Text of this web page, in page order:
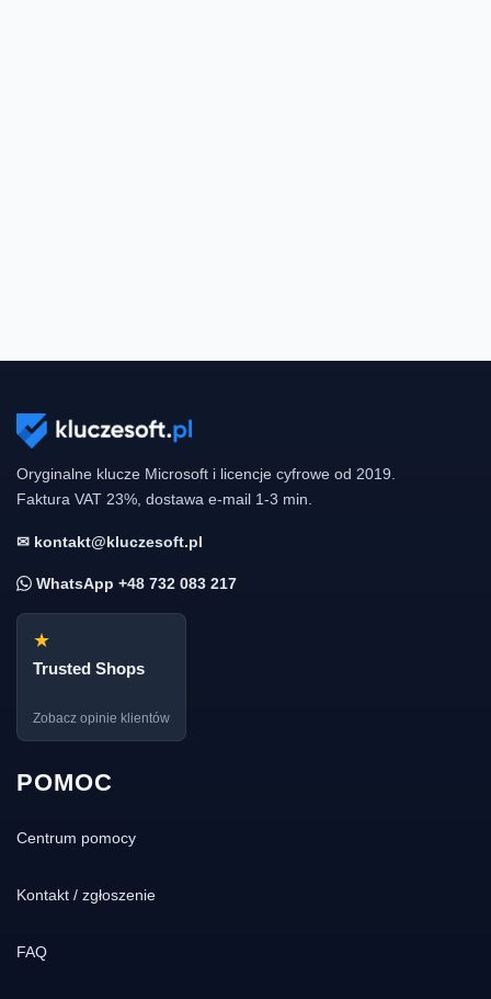
Oryginalne klucze Microsoft i licencje cyfrowe od 2019.
Faktura VAT 23%, dostawa e-mail 1-3 min.
✉ kontakt@kluczesoft.pl
WhatsApp +48 732 083 217
★
Trusted Shops
Zobacz opinie klientów
POMOC
Centrum pomocy
Kontakt / zgłoszenie
FAQ